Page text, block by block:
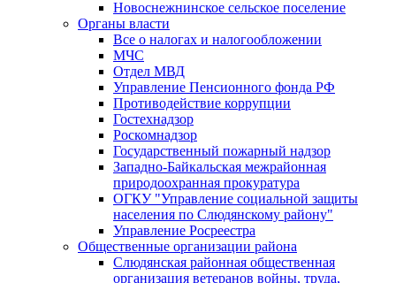
Новоснежнинское сельское поселение
Органы власти
Все о налогах и налогообложении
МЧС
Отдел МВД
Управление Пенсионного фонда РФ
Противодействие коррупции
Гостехнадзор
Роскомнадзор
Государственный пожарный надзор
Западно-Байкальская межрайонная
природоохранная прокуратура
ОГКУ "Управление социальной защиты
населения по Слюдянскому району"
Управление Росреестра
Общественные организации района
Слюдянская районная общественная
организация ветеранов войны, труда,